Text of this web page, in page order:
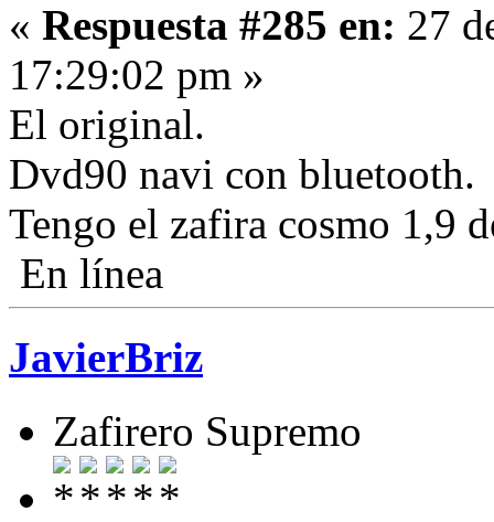
« Respuesta #285 en: 27
17:29:02 pm »
El original.
Dvd90 navi con bluetooth.
Tengo el zafira cosmo 1,9
En línea
JavierBriz
Zafirero Supremo